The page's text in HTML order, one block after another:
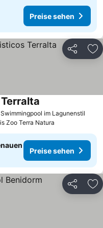
Preise sehen
Teilen
im Lagunenstil
Zoo Terra Natura
Preise sehen
Teilen